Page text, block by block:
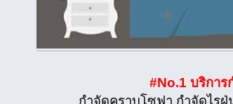
#No.1 บริการ
กำจัดคราบโซฟา กำจัดไร